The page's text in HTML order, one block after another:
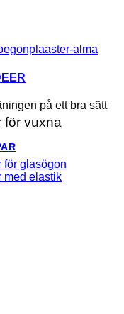
på ett bra sätt
för vuxna
för glasögon
med elastik